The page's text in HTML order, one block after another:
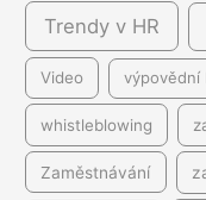
Trendy v HR
Video výpovědní
whistleblowing
Zaměstnávání